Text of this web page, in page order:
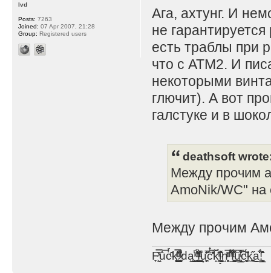
Ага, ахтунг. И
не
есть траблы при
что с АТМ2. И
некоторыми
глючит). А вот
галстуке и в
deathsoft
Между прочим
AmoNik/WC"
Между прочим
F̞͖̭̿̔ͯu̐̅cͬ̑ͩk̨̤̳͇̮̭̪̠̽̿̓̆ͭͩ ̷̩̰͎̩͓̘̾̀ͬ̊ͭ͛ͅda̝̺͙̬͎̝̾͟ ̰̜̝̯͉̯̖̓̎́ͨ̽ͫ͟f̟͇̭̀ͬͨͭ̐̚u̹̼̹̗̞͑̔͂͐̚cͭ̅̊̆̒̆ǩ̝̩̯́ͥ̔̍̑ḭ͓͍̳̬ͦ̽͂n͍͎͈̈̅ͩͬ ̊ͫ̂̾̑̈́f̲͚͉͓͗̋́ͧͦ̅ȗ͇̲̻͈̲̅̎͗͒ͭ͡c̬̟̠̹̯̈́ͩ͘ͅk̫̠̻̋͜a̲͒̾̇!͙͕̺͉̗̩̲̂̏̄̀
lvd
Posts: 7263
Joined: 07 Apr 2007, 21:28
Group: Registered users